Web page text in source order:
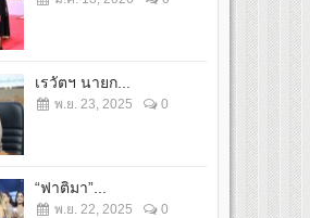
เรวัตฯ นายก...
พ.ย. 23, 2025 0
“ฟาติมา”...
พ.ย. 22, 2025 0